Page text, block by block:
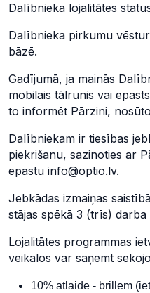
Dalībnieka lojalitātes
Dalībnieka pirkumu
bāzē.
Gadījumā, ja mainās
mobilais tālrunis vai
to informēt Pārzini,
Dalībniekam ir tiesības
piekrišanu, sazinoties ar
epastu info@optio.lv.
Jebkādas izmaiņas
stājas spēkā 3 (trīs) darba
Lojalitātes programmas
veikalos var saņemt
10% atlaide - brillēm